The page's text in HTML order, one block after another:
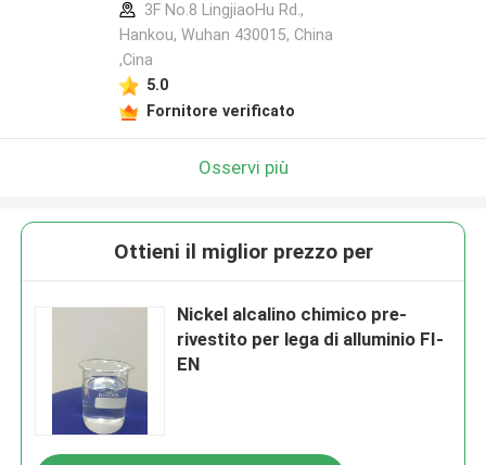
3F No.8 LingjiaoHu Rd.,
Hankou, Wuhan 430015, China
,Cina
5.0
Fornitore verificato
Osservi più
Ottieni il miglior prezzo per
Nickel alcalino chimico pre-
rivestito per lega di alluminio FI-
EN